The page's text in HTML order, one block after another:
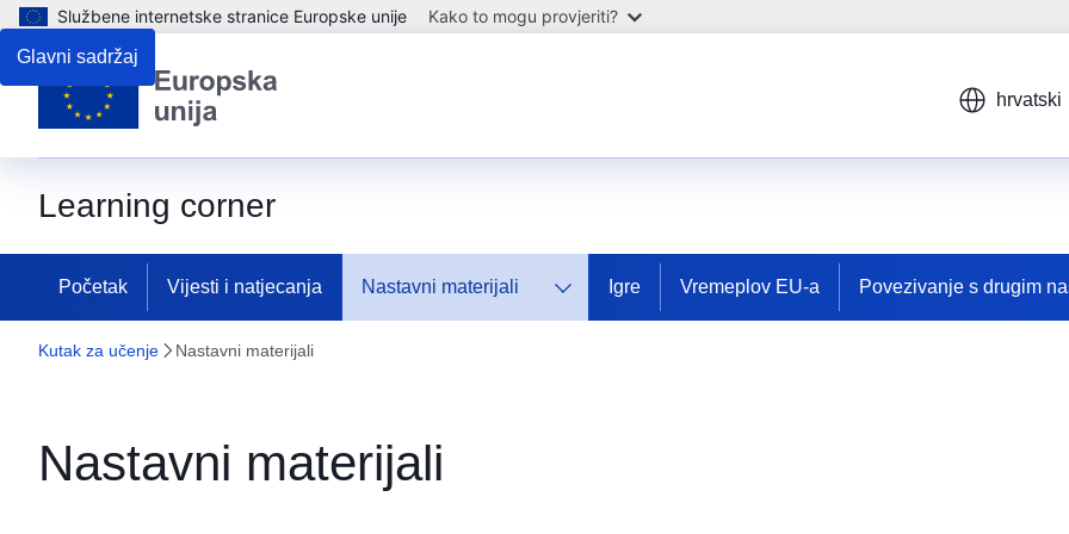
Glavni sadržaj
Službene internetske stranice Europske unije Kako to mogu provjeriti?
hrvatski
Learning corner
Početak Vijesti i natjecanja Nastavni materijali Igre Vremeplov EU-a Povezivanje s drugim
Kutak za učenje Nastavni materijali
Nastavni materijali